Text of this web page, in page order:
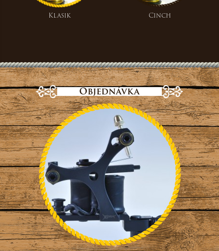
Klasik Cinch
Objednávka